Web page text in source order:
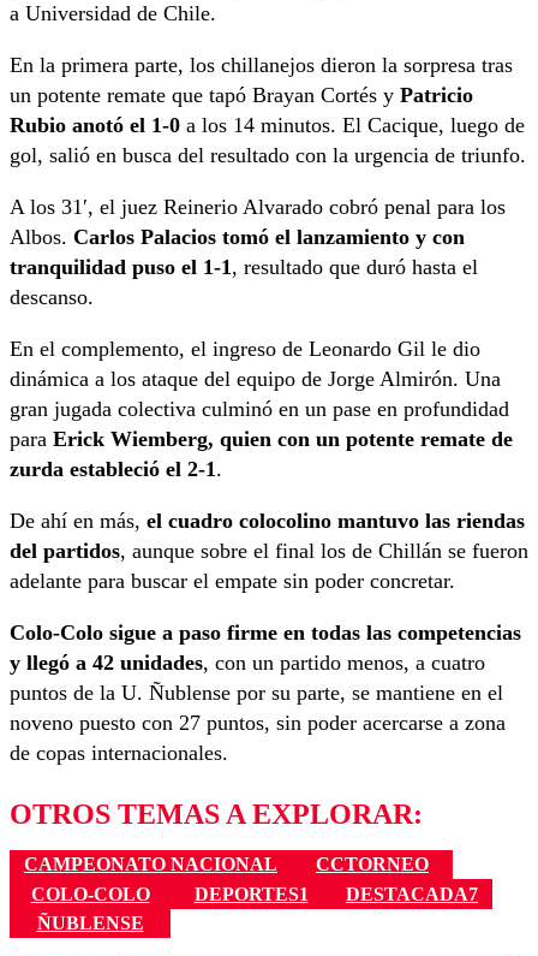
a Universidad de Chile.
En la primera parte, los chillanejos dieron la sorpresa tras
un potente remate que tapó Brayan Cortés y Patricio
Rubio anotó el 1-0 a los 14 minutos. El Cacique, luego de
gol, salió en busca del resultado con la urgencia de triunfo.
A los 31′, el juez Reinerio Alvarado cobró penal para los
Albos. Carlos Palacios tomó el lanzamiento y con
tranquilidad puso el 1-1, resultado que duró hasta el
descanso.
En el complemento, el ingreso de Leonardo Gil le dio
dinámica a los ataque del equipo de Jorge Almirón. Una
gran jugada colectiva culminó en un pase en profundidad
para Erick Wiemberg, quien con un potente remate de
zurda estableció el 2-1.
De ahí en más, el cuadro colocolino mantuvo las riendas
del partidos, aunque sobre el final los de Chillán se fueron
adelante para buscar el empate sin poder concretar.
Colo-Colo sigue a paso firme en todas las competencias
y llegó a 42 unidades, con un partido menos, a cuatro
puntos de la U. Ñublense por su parte, se mantiene en el
noveno puesto con 27 puntos, sin poder acercarse a zona
de copas internacionales.
OTROS TEMAS A EXPLORAR:
CAMPEONATO NACIONAL
CCTORNEO
COLO-COLO
DEPORTES1
DESTACADA7
ÑUBLENSE